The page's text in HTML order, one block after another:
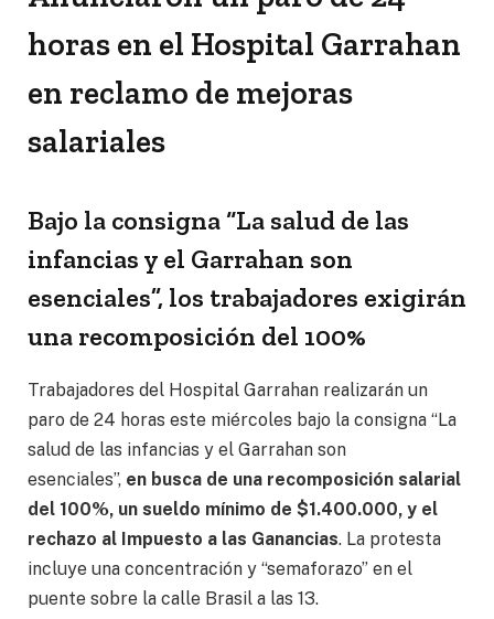
horas en el Hospital Garrahan
en reclamo de mejoras
salariales
Bajo la consigna “La salud de las
infancias y el Garrahan son
esenciales”, los trabajadores exigirán
una recomposición del 100%
Trabajadores del Hospital Garrahan realizarán un
paro de 24 horas este miércoles bajo la consigna “La
salud de las infancias y el Garrahan son
esenciales”, en busca de una recomposición salarial
del 100%, un sueldo mínimo de $1.400.000, y el
rechazo al Impuesto a las Ganancias. La protesta
incluye una concentración y “semaforazo” en el
puente sobre la calle Brasil a las 13.